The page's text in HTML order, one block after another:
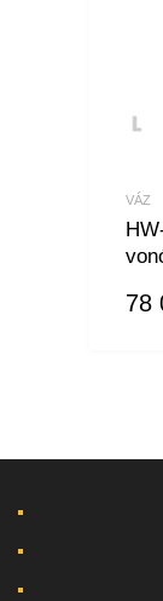
VÁZ
78